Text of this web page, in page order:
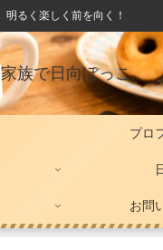
明るく楽しく前を向く！
家族で日向ぼっこ
プロ
お問